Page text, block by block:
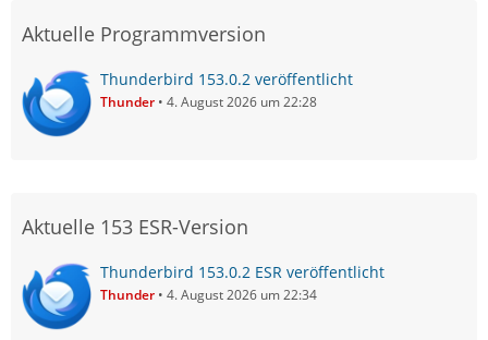
Aktuelle Programmversion
Thunderbird 153.0.2 veröffentlicht
Thunder 4. August 2026 um 22:28
Aktuelle 153 ESR-Version
Thunderbird 153.0.2 ESR veröffentlicht
Thunder 4. August 2026 um 22:34